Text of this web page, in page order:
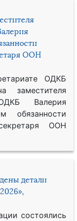
ООН
ОДКБ
заместителя
Валерия
обязанности
ООН
детали
состоялись